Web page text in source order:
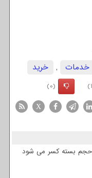
خدمات ,
خرید
(0)
X
حجم بسته کسر می شود